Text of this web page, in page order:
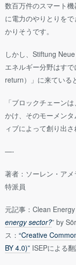
数百万件のスマート
に電力のやりとりを
かりそうです。
しかし、Stiftung
エネルギー分野はす
return）」に来ている
「ブロックチェーン
かけ、そのモーメン
ィブによって創り出
—-
著者：ソーレン・ア
特派員
元記事：Clean
energy sector?” by
ス： “Creative
BY 4.0)” ISEPによる翻